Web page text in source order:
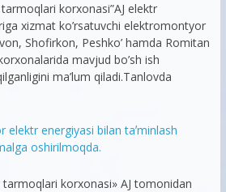
korxonasi”AJ elektr
xizmat ko’rsatuvchi elektromontyor
Shofirkon, Peshko’ hamda Romitan
mavjud bo’sh ish
ma’lum qiladi.Tanlovda
elektr energiyasi bilan taʼminlash
oshirilmoqda.
korxonasi» AJ tomonidan